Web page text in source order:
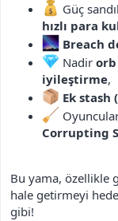
Güç
hızlı para
Breach
Nadir
iyileştirme,
Ek stash
Corrupting
Bu yama, özellikle
hale getirmeyi
gibi!